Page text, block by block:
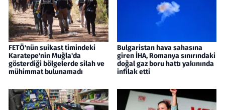
FETÖ'nün suikast timindeki
Karatepe'nin Muğla'da
gösterdiği bölgelerde silah ve
mühimmat bulunamadı
Bulgaristan hava sahasına
giren İHA, Romanya sınırındaki
doğal gaz boru hattı yakınında
infilak etti